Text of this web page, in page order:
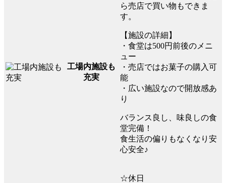
工場内施設も
充実
ら売店で買い物もできま
す。
【施設の詳細】
・食堂は500円前後のメニ
ュー
・売店ではお菓子の購入可
能
・広い施設なので開放感あ
り
バランス良し、味良しの食
堂完備！
食生活の偏りもなくなり安
心安全♪
☆休日